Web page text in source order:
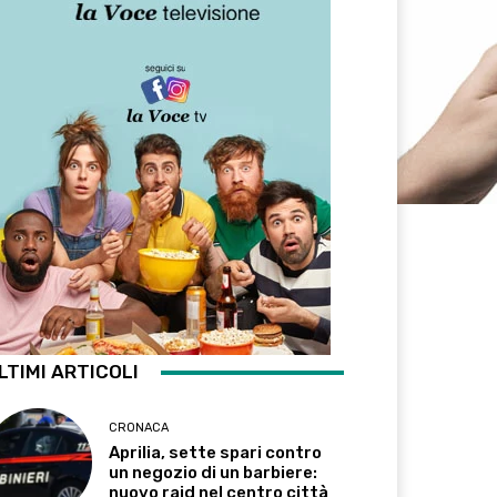
ARTICOLI
CRONACA
Aprilia, sette spari contro
un negozio di un barbiere:
nuovo raid nel centro città